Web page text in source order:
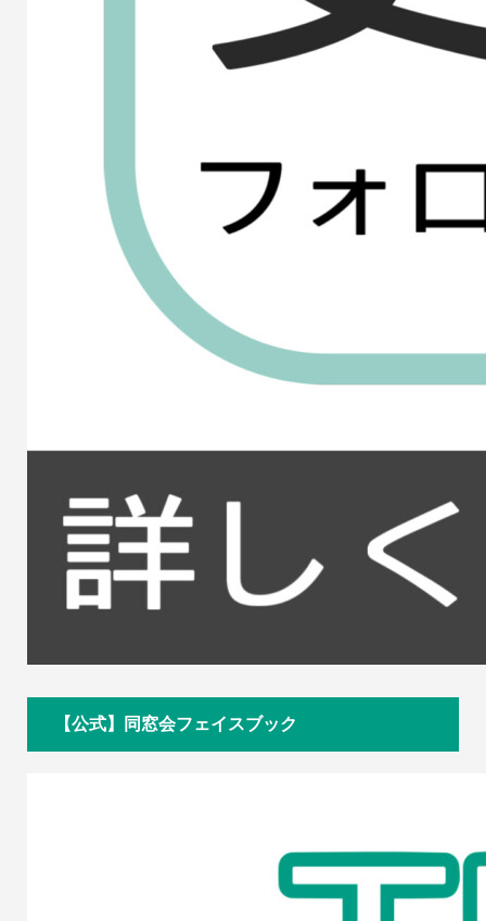
【公式】同窓会フェイスブック